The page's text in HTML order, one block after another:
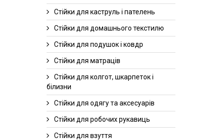
Стійки для каструль і пателень
Стійки для домашнього текстилю
Стійки для подушок і ковдр
Стійки для матраців
Стійки для колгот, шкарпеток і
білизни
Стійки для одягу та аксесуарів
Стійки для робочих рукавиць
Стійки для взуття